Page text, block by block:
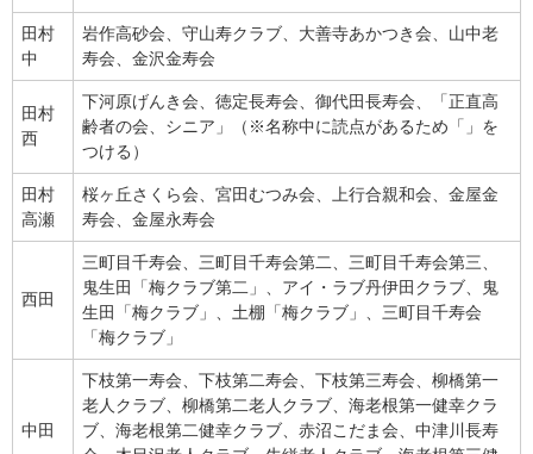
田村
中
岩作高砂会、守山寿クラブ、大善寺あかつき会、山中老
寿会、金沢金寿会
田村
西
下河原げんき会、徳定長寿会、御代田長寿会、「正直高
齢者の会、シニア」（※名称中に読点があるため「」を
つける）
田村
高瀬
桜ヶ丘さくら会、宮田むつみ会、上行合親和会、金屋金
寿会、金屋永寿会
西田
三町目千寿会、三町目千寿会第二、三町目千寿会第三、
鬼生田「梅クラブ第二」、アイ・ラブ丹伊田クラブ、鬼
生田「梅クラブ」、土棚「梅クラブ」、三町目千寿会
「梅クラブ」
中田
下枝第一寿会、下枝第二寿会、下枝第三寿会、柳橋第一
老人クラブ、柳橋第二老人クラブ、海老根第一健幸クラ
ブ、海老根第二健幸クラブ、赤沼こだま会、中津川長寿